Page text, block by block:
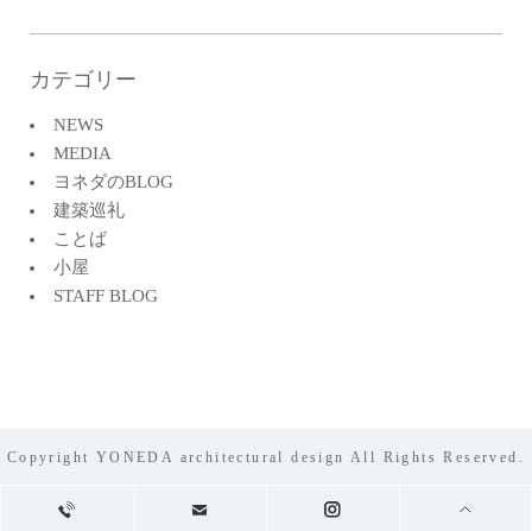
カテゴリー
NEWS
MEDIA
ヨネダのBLOG
建築巡礼
ことば
小屋
STAFF BLOG
Copyright YONEDA architectural design All Rights Reserved.